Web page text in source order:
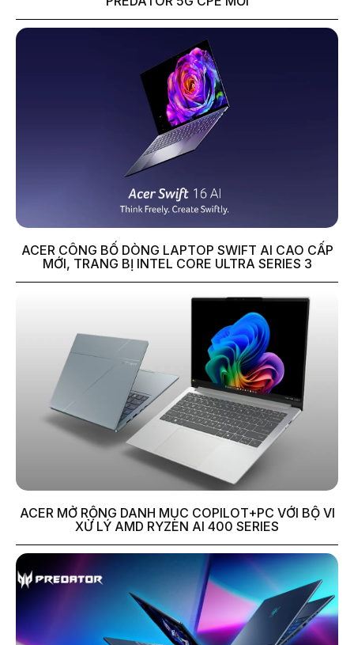
ACER CÔNG BỐ DÒNG LAPTOP SWIFT AI CAO CẤP
MỚI, TRANG BỊ INTEL CORE ULTRA SERIES 3
ACER MỞ RỘNG DANH MỤC COPILOT+PC VỚI BỘ VI
XỬ LÝ AMD RYZEN AI 400 SERIES